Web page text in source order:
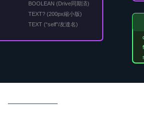
BOOLEAN (Drive同期済)
TEXT? (200px縮小版)
TEXT (“self”/友達名)